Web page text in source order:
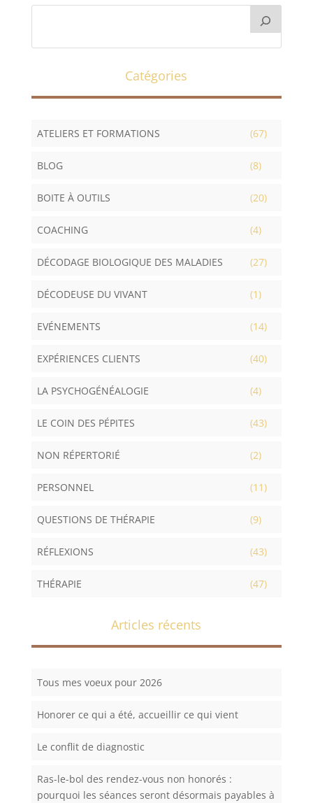
Catégories
ATELIERS ET FORMATIONS (67)
BLOG (8)
BOITE À OUTILS (20)
COACHING (4)
DÉCODAGE BIOLOGIQUE DES MALADIES (27)
DÉCODEUSE DU VIVANT (1)
EVÉNEMENTS (14)
EXPÉRIENCES CLIENTS (40)
LA PSYCHOGÉNÉALOGIE (4)
LE COIN DES PÉPITES (43)
NON RÉPERTORIÉ (2)
PERSONNEL (11)
QUESTIONS DE THÉRAPIE (9)
RÉFLEXIONS (43)
THÉRAPIE (47)
Articles récents
Tous mes voeux pour 2026
Honorer ce qui a été, accueillir ce qui vient
Le conflit de diagnostic
Ras-le-bol des rendez-vous non honorés :
pourquoi les séances seront désormais payables à